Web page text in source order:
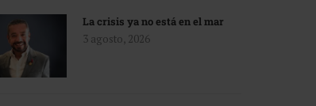
La crisis ya no está en el mar
3 agosto, 2026